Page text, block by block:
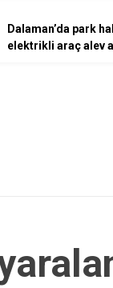
Dalaman’da park
elektrikli araç alev